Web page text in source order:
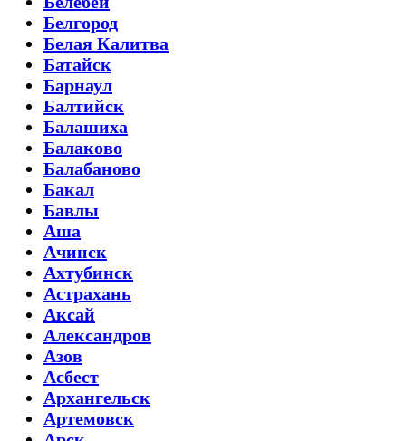
Белгород
Белая Калитва
Батайск
Барнаул
Балтийск
Балашиха
Балаково
Балабаново
Бакал
Бавлы
Аша
Ачинск
Ахтубинск
Астрахань
Аксай
Александров
Азов
Асбест
Архангельск
Артемовск